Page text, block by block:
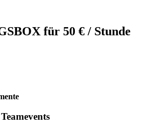
für 50 € / Stunde